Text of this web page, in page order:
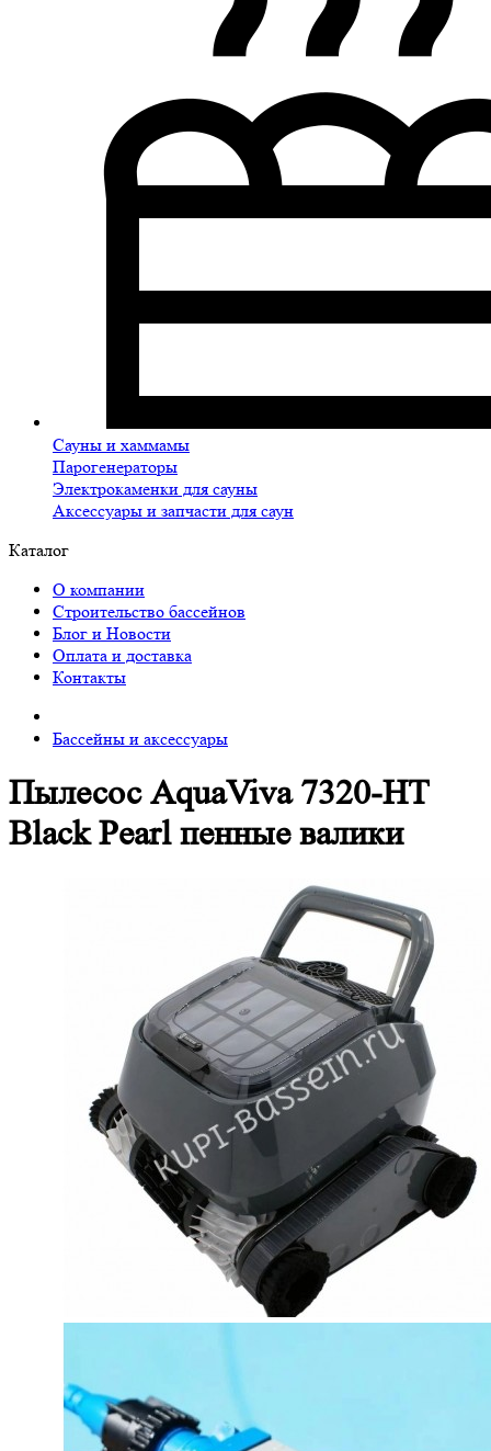
Сауны и хаммамы
Парогенераторы
Электрокаменки для сауны
Аксессуары и запчасти для саун
Каталог
О компании
Строительство бассейнов
Блог и Новости
Оплата и доставка
Контакты
Бассейны и аксессуары
Пылесос AquaViva 7320-HT
Black Pearl пенные валики